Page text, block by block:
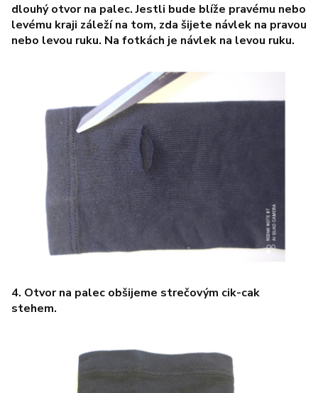
dlouhý otvor na palec. Jestli bude blíže pravému nebo
levému kraji záleží na tom, zda šijete návlek na pravou
nebo levou ruku. Na fotkách je návlek na levou ruku.
4. Otvor na palec obšijeme strečovým cik-cak
stehem.